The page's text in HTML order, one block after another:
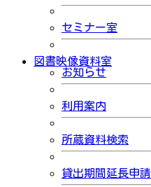
セミナー室
図書映像資料室
お知らせ
利用案内
所蔵資料検索
貸出期間延長申請